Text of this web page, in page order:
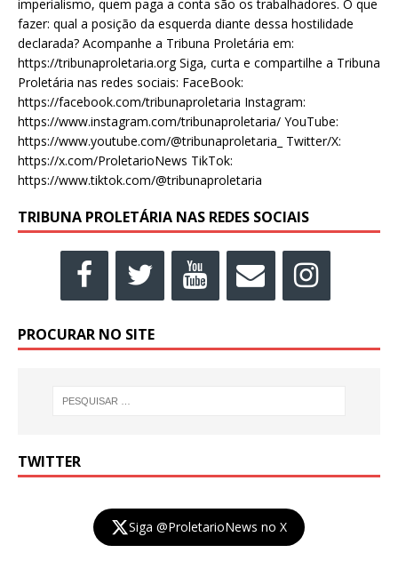
imperialismo, quem paga a conta são os trabalhadores. O que
fazer: qual a posição da esquerda diante dessa hostilidade
declarada? Acompanhe a Tribuna Proletária em:
https://tribunaproletaria.org Siga, curta e compartilhe a Tribuna
Proletária nas redes sociais: FaceBook:
https://facebook.com/tribunaproletaria Instagram:
https://www.instagram.com/tribunaproletaria/ YouTube:
https://www.youtube.com/@tribunaproletaria_ Twitter/X:
https://x.com/ProletarioNews TikTok:
https://www.tiktok.com/@tribunaproletaria
TRIBUNA PROLETÁRIA NAS REDES SOCIAIS
PROCURAR NO SITE
TWITTER
Siga @ProletarioNews no X